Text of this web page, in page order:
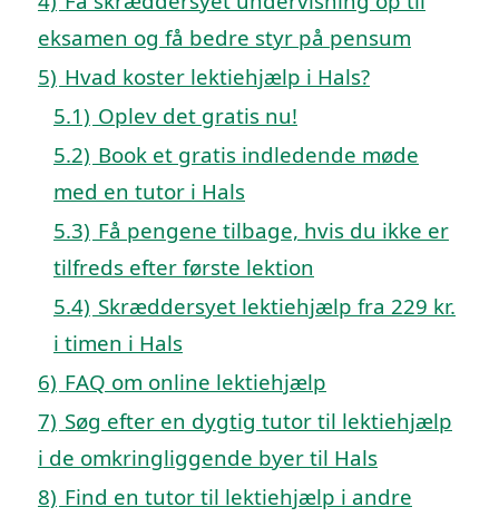
eksamen og få bedre styr på pensum
5) Hvad koster lektiehjælp i Hals?
5.1) Oplev det gratis nu!
5.2) Book et gratis indledende møde
med en tutor i Hals
5.3) Få pengene tilbage, hvis du ikke er
tilfreds efter første lektion
5.4) Skræddersyet lektiehjælp fra 229 kr.
i timen i Hals
6) FAQ om online lektiehjælp
7) Søg efter en dygtig tutor til lektiehjælp
i de omkringliggende byer til Hals
8) Find en tutor til lektiehjælp i andre